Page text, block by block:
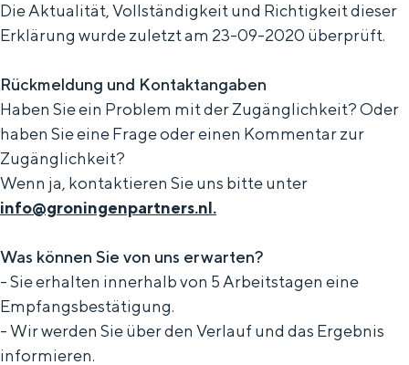
Provinz
Wattenküste
Naturreservate
WAS SIE UNTERNEHMEN KÖNNEN
Die Aktualität, Vollständigkeit und Richtigkeit dieser
Erklärung wurde zuletzt am 23-09-2020 überprüft.
Rückmeldung und Kontaktangaben
Haben Sie ein Problem mit der Zugänglichkeit? Oder
haben Sie eine Frage oder einen Kommentar zur
Zugänglichkeit?
Wenn ja, kontaktieren Sie uns bitte unter
info@groningenpartners.nl.
Was können Sie von uns erwarten?
- Sie erhalten innerhalb von 5 Arbeitstagen eine
Empfangsbestätigung.
- Wir werden Sie über den Verlauf und das Ergebnis
informieren.